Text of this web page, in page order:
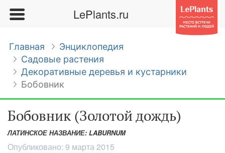
LePlants.ru
Главная
Энциклопедия
Садовые растения
Декоративные деревья и кустарники
Бобовник
Бобовник (Золотой дождь)
ЛАТИНСКОЕ НАЗВАНИЕ: LABURNUM
Опубликовано: 9 марта 2015